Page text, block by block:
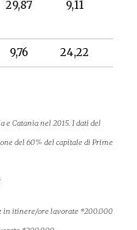
29,87 9,11
9,76 24,22
e Catanianel 2015. I dati del
del 60% del capitale di Prime
in itinere/ore lavorate *200.000